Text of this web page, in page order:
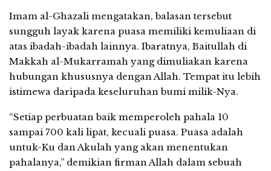
Imam al-Ghazali mengatakan, balasan tersebut
sungguh layak karena puasa memiliki kemuliaan di
atas ibadah-ibadah lainnya. Ibaratnya, Baitullah di
Makkah al-Mukarramah yang dimuliakan karena
hubungan khususnya dengan Allah. Tempat itu lebih
istimewa daripada keseluruhan bumi milik-Nya.
“Setiap perbuatan baik memperoleh pahala 10
sampai 700 kali lipat, kecuali puasa. Puasa adalah
untuk-Ku dan Akulah yang akan menentukan
pahalanya,” demikian firman Allah dalam sebuah